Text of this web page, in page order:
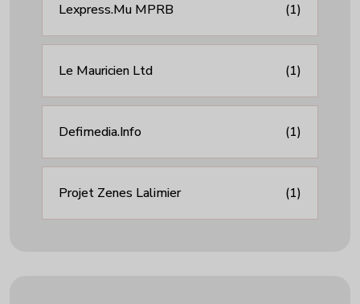
Lexpress.mu MPRB (1)
Le Mauricien Ltd (1)
Defimedia.info (1)
Projet Zenes Lalimier (1)